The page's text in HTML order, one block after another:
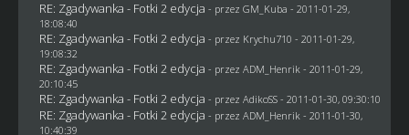
RE: Zgadywanka - Fotki 2 edycja - przez GM_Kuba - 2011-01-29,
18:08:40
RE: Zgadywanka - Fotki 2 edycja - przez Krychu710 - 2011-01-29,
19:08:32
RE: Zgadywanka - Fotki 2 edycja - przez ADM_Henrik - 2011-01-29,
20:10:45
RE: Zgadywanka - Fotki 2 edycja - przez AdikoSS - 2011-01-30, 09:30:10
RE: Zgadywanka - Fotki 2 edycja - przez ADM_Henrik - 2011-01-30,
10:40:39